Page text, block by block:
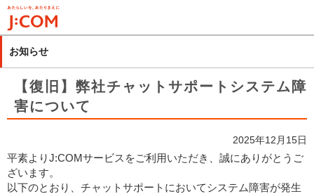
メ
イ
コ
移
動
お知らせ
【復旧】弊社チャットサポートシステム障
害について
2025年12月15日
平素よりJ:COMサービスをご利用いただき、誠にありがとうご
ざいます。
以下のとおり、チャットサポートにおいてシステム障害が発生